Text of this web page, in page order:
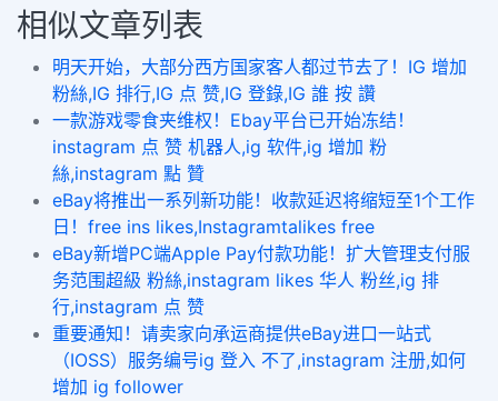
相似文章列表
明天开始，大部分西方国家客人都过节去了！IG 增加
粉絲,IG 排行,IG 点 赞,IG 登錄,IG 誰 按 讚
一款游戏零食夹维权！Ebay平台已开始冻结！
instagram 点 赞 机器人,ig 软件,ig 增加 粉
絲,instagram 點 贊
eBay将推出一系列新功能！收款延迟将缩短至1个工作
日！free ins likes,Instagramtalikes free
eBay新增PC端Apple Pay付款功能！扩大管理支付服
务范围超級 粉絲,instagram likes 华人 粉丝,ig 排
行,instagram 点 赞
重要通知！请卖家向承运商提供eBay进口一站式
（IOSS）服务编号ig 登入 不了,instagram 注册,如何
增加 ig follower